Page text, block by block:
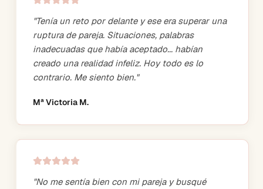
"Tenía un reto por delante y ese era superar una
ruptura de pareja. Situaciones, palabras
inadecuadas que había aceptado... habían
creado una realidad infeliz. Hoy todo es lo
contrario. Me siento bien."
Mª Victoria M.
"No me sentía bien con mi pareja y busqué